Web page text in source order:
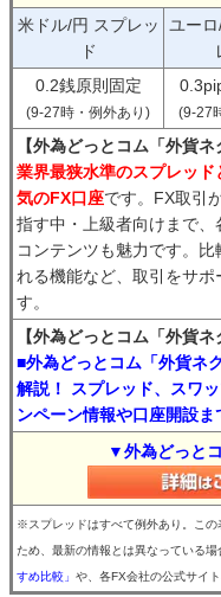
米ドル/円 スプレッ
ド
ユー
0.2銭原則固定
(9-27時・例外あり) (9-27
【外為どっとコム「外貨
業界最狭水準のスプレッ
気のFX口座です。FX取引
指す中・上級者向けまで
コンテンツも魅力です。
れる機能など、取引をサ
す。
【外為どっとコム「外貨
■外為どっとコム「外貨ネ
解説！ スプレッド、スワ
ンペーン情報や口座開設ま
▼外為どっと
※スプレッドはすべて例外あり。こ
ため、最新の情報とは異なっている
すめ比較」 や、各FX会社の公式サイ